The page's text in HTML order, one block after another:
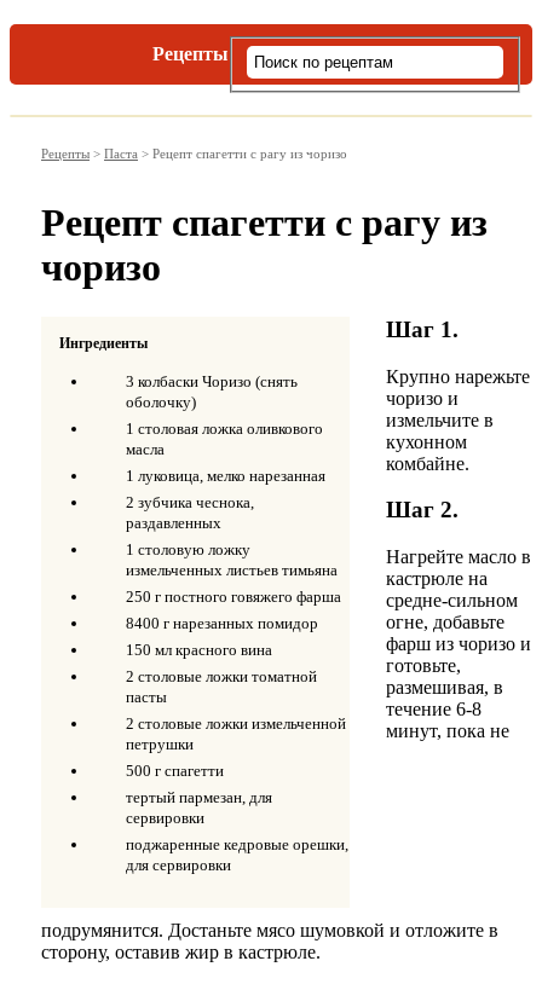
Рецепты
Рецепты > Паста > Рецепт спагетти с рагу из чоризо
Рецепт спагетти с рагу из
чоризо
Ингредиенты
3 колбаски Чоризо (снять
оболочку)
1 столовая ложка оливкового
масла
1 луковица, мелко нарезанная
2 зубчика чеснока,
раздавленных
1 столовую ложку
измельченных листьев тимьяна
250 г постного говяжего фарша
8400 г нарезанных помидор
150 мл красного вина
2 столовые ложки томатной
пасты
2 столовые ложки измельченной
петрушки
500 г спагетти
тертый пармезан, для
сервировки
поджаренные кедровые орешки,
для сервировки
Шаг 1.
Крупно нарежьте
чоризо и
измельчите в
кухонном
комбайне.
Шаг 2.
Нагрейте масло в
кастрюле на
средне-сильном
огне, добавьте
фарш из чоризо и
готовьте,
размешивая, в
течение 6-8
минут, пока не
подрумянится. Достаньте мясо шумовкой и отложите в
сторону, оставив жир в кастрюле.